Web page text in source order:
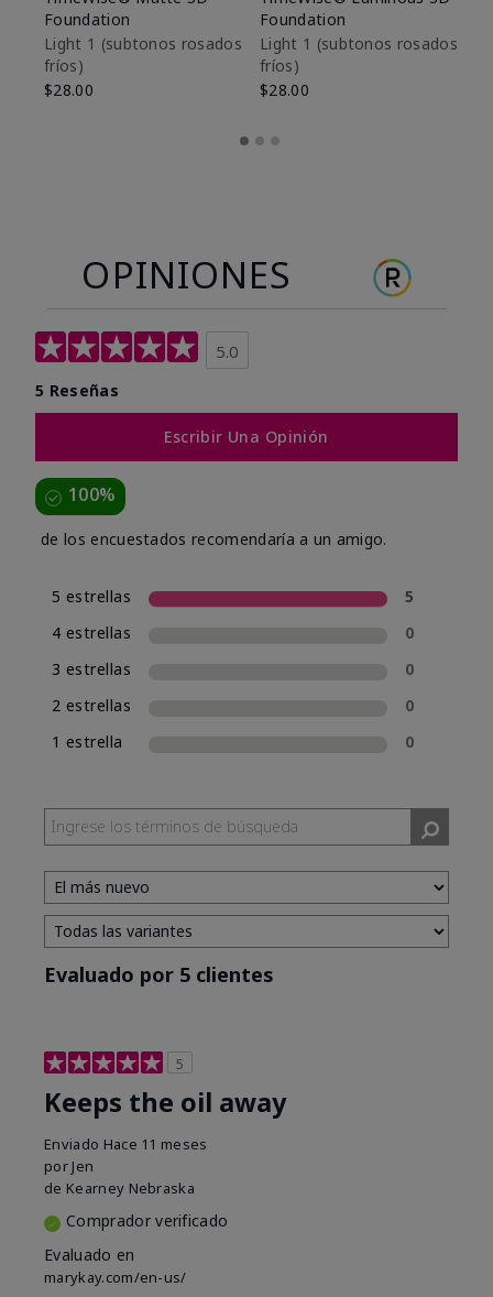
Foundation
Light 1​ (subtonos rosados
fríos)
$28.00
Foundation
Light 1​ (subtonos rosados
fríos)
$28.00
OPINIONES
5.0
5 Reseñas
Escribir Una Opinión
100%
de los encuestados recomendaría a un amigo.
5 estrellas
5
4 estrellas
0
3 estrellas
0
2 estrellas
0
1 estrella
0
Evaluado por 5 clientes
5
Keeps the oil away
Enviado Hace 11 meses
por Jen
de Kearney Nebraska
Comprador verificado
Evaluado en
marykay.com/en-us/